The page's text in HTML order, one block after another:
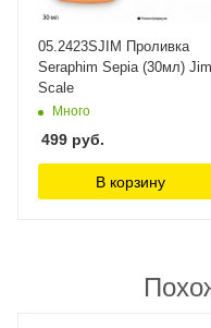
05.2423SJIM Проливка
Seraphim Sepia (30мл) Jim
Scale
Много
499 руб.
В корзину